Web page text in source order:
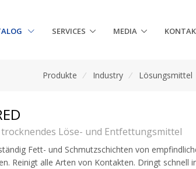
SERVICES MEDIA
Produkte / Industry / Lösungsmittel
trocknendes Löse- und Entfettungsmittel
Fett- und Schmutzschichten von
Reinigt alle Arten von Kontakten. Dringt schnell